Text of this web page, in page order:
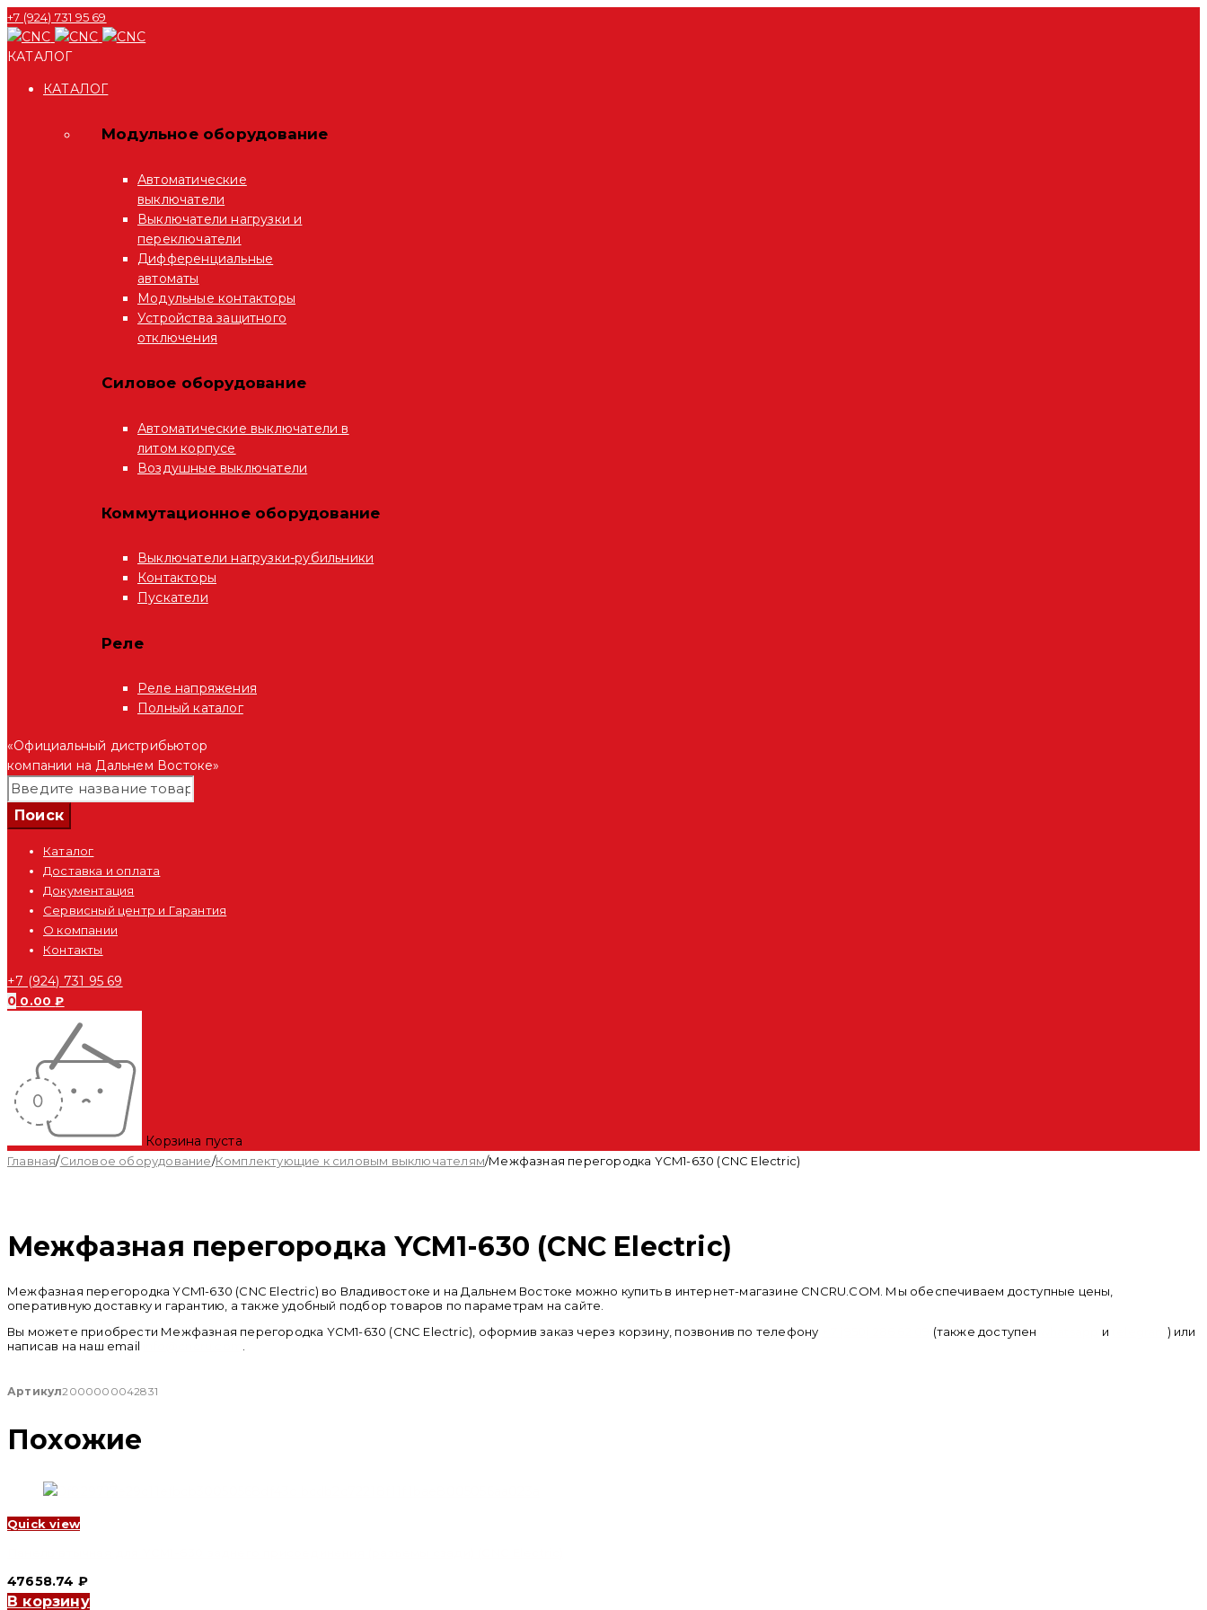
+7 (924) 731 95 69
КАТАЛОГ
КАТАЛОГ
Модульное оборудование
Автоматические
выключатели
Выключатели нагрузки и
переключатели
Дифференциальные
автоматы
Модульные контакторы
Устройства защитного
отключения
Силовое оборудование
Автоматические выключатели в
литом корпусе
Воздушные выключатели
Коммутационное оборудование
Выключатели нагрузки-рубильники
Контакторы
Пускатели
Реле
Реле напряжения
Полный каталог
«Официальный дистрибьютор
компании на Дальнем Востоке»
Каталог
Доставка и оплата
Документация
Сервисный центр и Гарантия
О компании
Контакты
+7 (924) 731 95 69
0 0.00₽
Корзина пуста
Главная/Силовое оборудование/Комплектующие к силовым выключателям/Межфазная перегородка YCM1-630 (CNC Electric)
Межфазная перегородка YCM1-630 (CNC Electric)
Межфазная перегородка YCM1-630 (CNC Electric) во Владивостоке и на Дальнем Востоке можно купить в интернет-магазине CNCRU.COM. Мы обеспечиваем доступные цены,
оперативную доставку и гарантию, а также удобный подбор товаров по параметрам на сайте.
Вы можете приобрести Межфазная перегородка YCM1-630 (CNC Electric), оформив заказ через корзину, позвонив по телефону
(также доступен и
) или
написав на наш email
Артикул2000000042831
Похожие
Quick view
47658.74 ₽
В корзину